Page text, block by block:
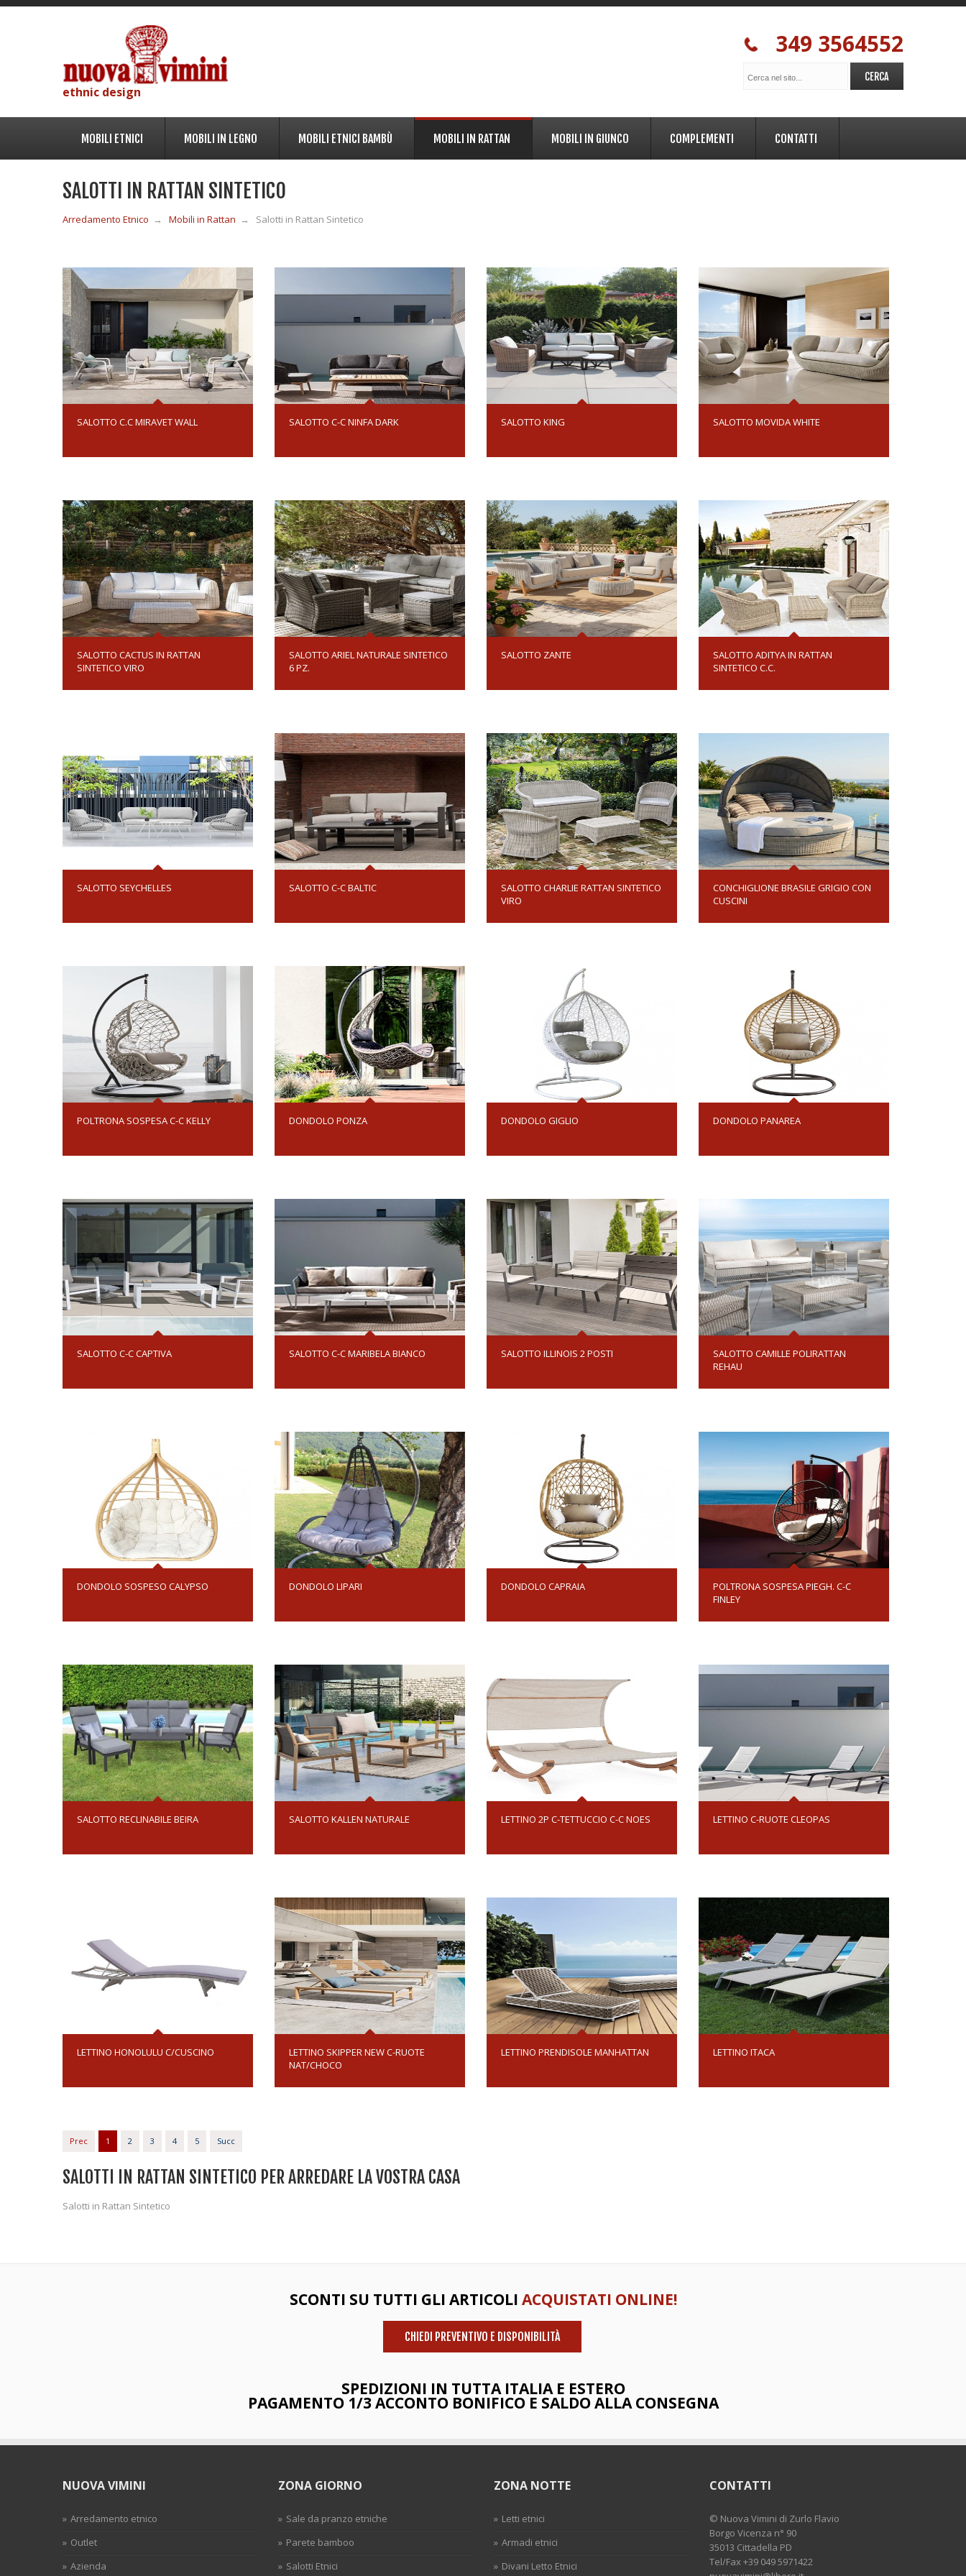
ethnic design
349 3564552
MOBILI ETNICI MOBILI IN LEGNO MOBILI ETNICI BAMBÙ MOBILI IN RATTAN MOBILI IN GIUNCO COMPLEMENTI CONTATTI
SALOTTI IN RATTAN SINTETICO
Arredamento Etnico → Mobili in Rattan → Salotti in Rattan Sintetico
SALOTTO C.C MIRAVET WALL SALOTTO C-C NINFA DARK SALOTTO KING SALOTTO MOVIDA WHITE
SALOTTO CACTUS IN RATTAN
SINTETICO VIRO
SALOTTO ARIEL NATURALE SINTETICO
6 PZ.
SALOTTO ZANTE
SALOTTO ADITYA IN RATTAN
SINTETICO C.C.
SALOTTO SEYCHELLES SALOTTO C-C BALTIC
SALOTTO CHARLIE RATTAN SINTETICO
VIRO
CONCHIGLIONE BRASILE GRIGIO CON
CUSCINI
POLTRONA SOSPESA C-C KELLY DONDOLO PONZA DONDOLO GIGLIO DONDOLO PANAREA
SALOTTO C-C CAPTIVA SALOTTO C-C MARIBELA BIANCO SALOTTO ILLINOIS 2 POSTI
SALOTTO CAMILLE POLIRATTAN
REHAU
DONDOLO SOSPESO CALYPSO DONDOLO LIPARI DONDOLO CAPRAIA
POLTRONA SOSPESA PIEGH. C-C
FINLEY
SALOTTO RECLINABILE BEIRA SALOTTO KALLEN NATURALE LETTINO 2P C-TETTUCCIO C-C NOES LETTINO C-RUOTE CLEOPAS
LETTINO HONOLULU C/CUSCINO
LETTINO SKIPPER NEW C-RUOTE
NAT/CHOCO
LETTINO PRENDISOLE MANHATTAN LETTINO ITACA
Prec 1 2 3 4 5 Succ
SALOTTI IN RATTAN SINTETICO PER ARREDARE LA VOSTRA CASA
Salotti in Rattan Sintetico
SCONTI SU TUTTI GLI ARTICOLI ACQUISTATI ONLINE!
CHIEDI PREVENTIVO E DISPONIBILITÀ
SPEDIZIONI IN TUTTA ITALIA E ESTERO
PAGAMENTO 1/3 ACCONTO BONIFICO E SALDO ALLA CONSEGNA
NUOVA VIMINI
Arredamento etnico
Outlet
Azienda
ZONA GIORNO
Sale da pranzo etniche
Parete bamboo
Salotti Etnici
ZONA NOTTE
Letti etnici
Armadi etnici
Divani Letto Etnici
CONTATTI
© Nuova Vimini di Zurlo Flavio
Borgo Vicenza n° 90
35013 Cittadella PD
Tel/Fax +39 049 5971422